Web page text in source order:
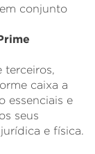
conjunto
terceiros,
caixa a
essenciais e
seus
e física.